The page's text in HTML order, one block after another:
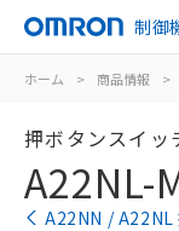
制御
ホーム > 商品情報 >
押ボタンスイッ
A22NL-
A22NN / A22NL